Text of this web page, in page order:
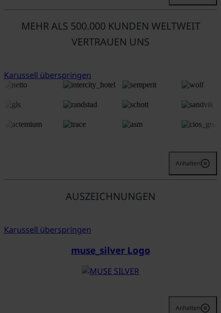
MEHR ALS 500.000 KUNDEN WELTWEIT
VERTRAUEN UNS
Karussell überspringen
Anhalten
AUSZEICHNUNGEN
Karussell überspringen
muse_silver Logo
Anhalten